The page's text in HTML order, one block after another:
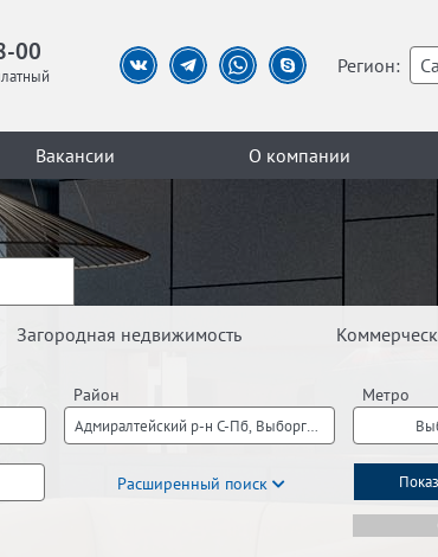
00 Регион:
Вакансии О компании
Загородная недвижимость
Район
Адмиралтейский р-н С-Пб, Выборгский р-н С-Пб,
Метро
Расширенный поиск